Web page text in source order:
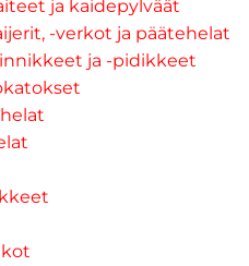
ja kaidepylväät
-verkot ja päätehelat
ja -pidikkeet